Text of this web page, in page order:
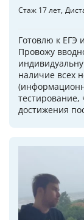
Стаж 17 лет
Готовлю к ЕГЭ
Провожу
наличие всех
достижения